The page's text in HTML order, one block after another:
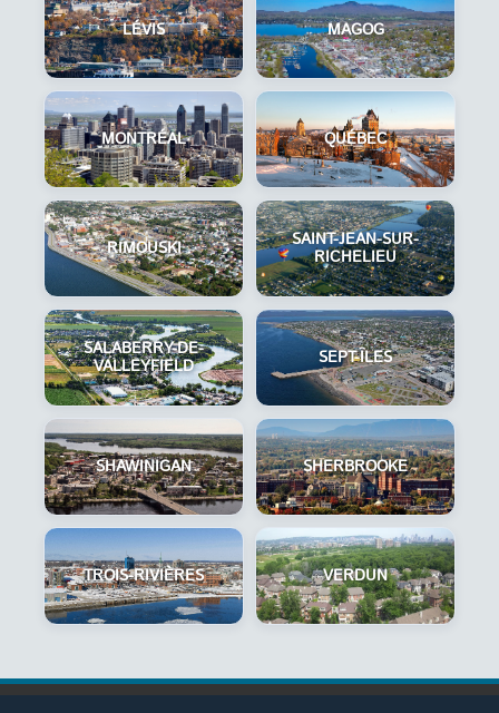
LÉVIS MAGOG
MONTRÉAL QUÉBEC
RIMOUSKI
SAINT-JEAN-SUR-
RICHELIEU
SALABERRY-DE-
VALLEYFIELD
SEPT-ÎLES
SHAWINIGAN SHERBROOKE
TROIS-RIVIÈRES VERDUN